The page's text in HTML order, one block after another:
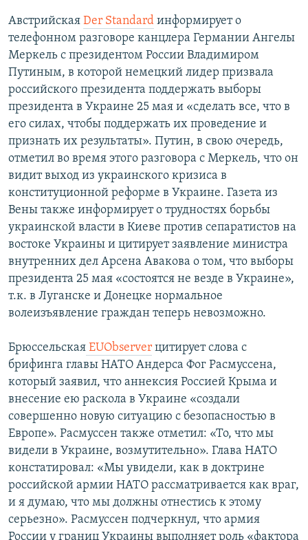
Австрийская Der Standard информирует о
телефонном разговоре канцлера Германии Ангелы
Меркель с президентом России Владимиром
Путиным, в которой немецкий лидер призвала
российского президента поддержать выборы
президента в Украине 25 мая и «сделать все, что в
его силах, чтобы поддержать их проведение и
признать их результаты». Путин, в свою очередь,
отметил во время этого разговора с Меркель, что он
видит выход из украинского кризиса в
конституционной реформе в Украине. Газета из
Вены также информирует о трудностях борьбы
украинской власти в Киеве против сепаратистов на
востоке Украины и цитирует заявление министра
внутренних дел Арсена Авакова о том, что выборы
президента 25 мая «состоятся не везде в Украине»,
т.к. в Луганске и Донецке нормальное
волеизъявление граждан теперь невозможно.
Брюссельская EUObserver цитирует слова с
брифинга главы НАТО Андерса Фог Расмуссена,
который заявил, что аннексия Россией Крыма и
внесение ею раскола в Украине «создали
совершенно новую ситуацию с безопасностью в
Европе». Расмуссен также отметил: «То, что мы
видели в Украине, возмутительно». Глава НАТО
констатировал: «Мы увидели, как в доктрине
российской армии НАТО рассматривается как враг,
и я думаю, что мы должны отнестись к этому
серьезно». Расмуссен подчеркнул, что армия
России у границ Украины выполняет роль «фактора